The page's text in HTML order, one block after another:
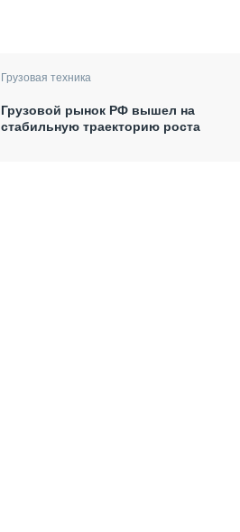
Грузовая техника
Грузовой рынок РФ вышел на
стабильную траекторию роста